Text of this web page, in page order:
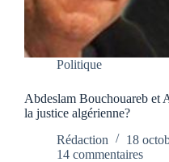
Politique
Abdeslam Bouchouareb et
la justice algérienne?
Rédaction
18
14 commentaires